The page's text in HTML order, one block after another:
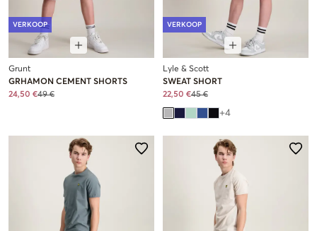
VERKOOP
Grunt
GRHAMON CEMENT SHORTS
24,50 €49 €
VERKOOP
Lyle & Scott
SWEAT SHORT
22,50 €45 €
+4